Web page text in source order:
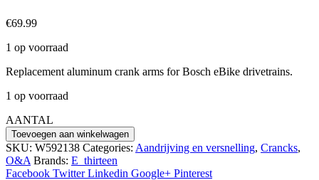
€69.99
1 op voorraad
Replacement aluminum crank arms for Bosch eBike drivetrains.
1 op voorraad
AANTAL
Crankset
eThirteen
eSpec
Plus
Toevoegen aan winkelwagen
SKU: W592138 Categories: Aandrijving en versnelling, Crancks,
O&A Brands: E_thirteen
Facebook Twitter Linkedin Google+ Pinterest